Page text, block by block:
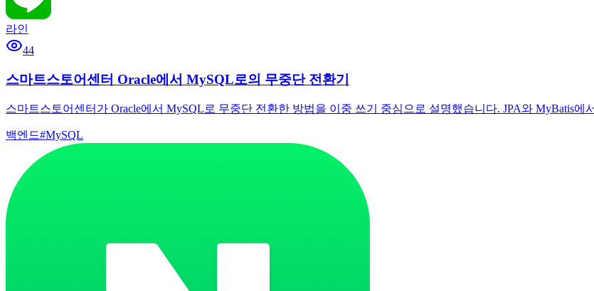
라인
44
스마트스토어센터 Oracle에서 MySQL로의 무중단 전환기
스마트스토어센터가 Oracle에서 MySQL로 무중단 전환한 방법을 이중 쓰기 중심으로 설명했습니다. JPA와 MyBatis
백엔드#MySQL